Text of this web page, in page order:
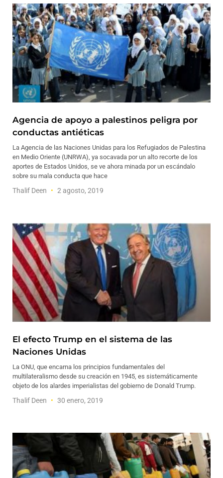
Agencia de apoyo a palestinos peligra por
conductas antiéticas
La Agencia de las Naciones Unidas para los Refugiados de Palestina
en Medio Oriente (UNRWA), ya socavada por un alto recorte de los
aportes de Estados Unidos, se ve ahora minada por un escándalo
sobre su mala conducta que hace
Thalif Deen 2 agosto, 2019
El efecto Trump en el sistema de las
Naciones Unidas
La ONU, que encarna los principios fundamentales del
multilateralismo desde su creación en 1945, es sistemáticamente
objeto de los alardes imperialistas del gobierno de Donald Trump.
Thalif Deen 30 enero, 2019